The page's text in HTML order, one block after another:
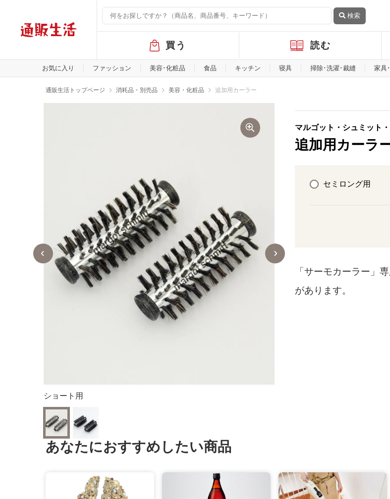
検索
バ
ル
メ
買う 読む
お気に入り ファッション 美容･化粧品 食品 キッチン 寝具 掃除･洗濯･裁縫 家具
通販生活トップページ 消耗品・別売品 美容・化粧品 追加用カーラー
ショート用
マルゴット・シュミット
追加用カーラ
セミロング用
「サーモカーラー」
があります。
あなたにおすすめしたい商品